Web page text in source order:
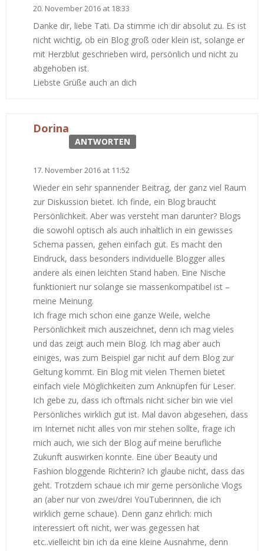
20. November 2016 at 18:33
Danke dir, liebe Tati. Da stimme ich dir absolut zu. Es ist
nicht wichtig, ob ein Blog groß oder klein ist, solange er
mit Herzblut geschrieben wird, persönlich und nicht zu
abgehoben ist.
Liebste Grüße auch an dich
Dorina
ANTWORTEN
17. November 2016 at 11:52
Wieder ein sehr spannender Beitrag, der ganz viel Raum
zur Diskussion bietet. Ich finde, ein Blog braucht
Persönlichkeit. Aber was versteht man darunter? Blogs
die sowohl optisch als auch inhaltlich in ein gewisses
Schema passen, gehen einfach gut. Es macht den
Eindruck, dass besonders individuelle Blogger alles
andere als einen leichten Stand haben. Eine Nische
funktioniert nur solange sie massenkompatibel ist –
meine Meinung.
Ich frage mich schon eine ganze Weile, welche
Persönlichkeit mich auszeichnet, denn ich mag vieles
und das zeigt auch mein Blog. Ich mag aber auch
einiges, was zum Beispiel gar nicht auf dem Blog zur
Geltung kommt. Ein Blog mit vielen Themen bietet
einfach viele Möglichkeiten zum Anknüpfen für Leser.
Ich gebe zu, dass ich oftmals nicht sicher bin wie viel
Persönliches wirklich gut ist. Mal davon abgesehen, dass
im Internet nicht alles von mir stehen sollte, frage ich
mich auch, wie sich der Blog auf meine berufliche
Zukunft auswirken konnte. Eine über Beauty und
Fashion bloggende Richterin? Ich glaube nicht, dass das
geht. Trotzdem schaue ich mir gerne persönliche Vlogs
an (aber nur von zwei/drei YouTuberinnen, die ich
wirklich gerne schaue). Denn ganz ehrlich: mich
interessiert oft nicht, wer was gegessen hat
etc..vielleicht bin ich da eine kleine Ausnahme, denn